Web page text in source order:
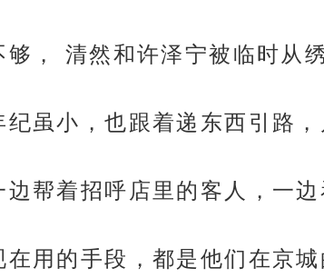
够， 清然和许泽宁被临时从
纪虽小，也跟着递东西引路，
边帮着招呼店里的客人，一
在用的手段，都是他们在京